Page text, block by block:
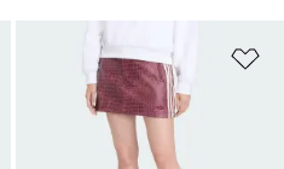
Añadir a la lista de deseos